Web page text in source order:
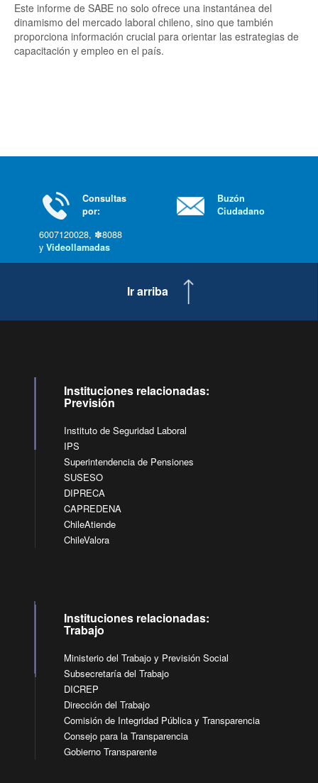
Este informe de SABE no solo ofrece una instantánea del
dinamismo del mercado laboral chileno, sino que también
proporciona información crucial para orientar las estrategias de
capacitación y empleo en el país.
Consultas
por:
6007120028, ✽8088
y Videollamadas
Buzón
Ciudadano
Ir arriba
Instituciones relacionadas:
Previsión
Instituto de Seguridad Laboral
IPS
Superintendencia de Pensiones
SUSESO
DIPRECA
CAPREDENA
ChileAtiende
ChileValora
Instituciones relacionadas:
Trabajo
Ministerio del Trabajo y Previsión Social
Subsecretaría del Trabajo
DICREP
Dirección del Trabajo
Comisión de Integridad Pública y Transparencia
Consejo para la Transparencia
Gobierno Transparente